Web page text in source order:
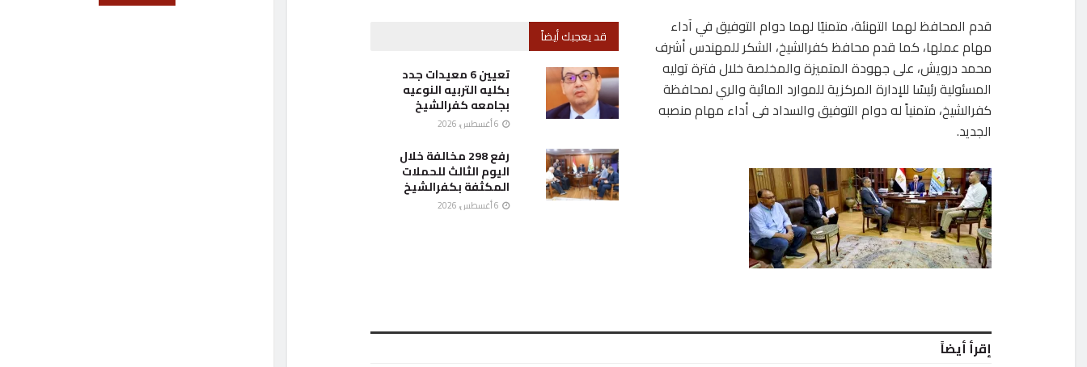
قد يعجبك أيضاً
تعيين 6 معيدات جدد
بكليه التربيه النوعيه
بجامعه كفرالشيخ
رفع 298 مخالفة خلال
اليوم الثالث للحملات
المكثفة بكفرالشيخ
قدم المحافظ لهما التهنئة، متمنيًا لهما دوام التوفيق في آداء
مهام عملها، كما قدم محافظ كفرالشيخ، الشكر للمهندس أشرف
محمد درويش، على جهودة المتميزة والمخلصة خلال فترة توليه
المسئولية رئيسًا للإدارة المركزية للموارد المائية والري لمحافظة
كفرالشيخ، متمنياً له دوام التوفيق والسداد فى أداء مهام منصبه
الجديد.
إقرأ أيضاً